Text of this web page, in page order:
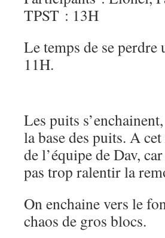
TPST : 13H
Le temps de se perdre
11H.
Les puits
la base des puits. A
de l’équipe de Dav,
pas trop ralentir la
On enchaine vers le
chaos de gros blocs.